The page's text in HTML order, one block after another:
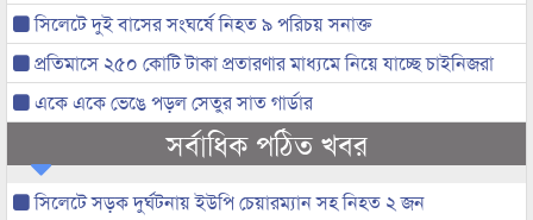
সিলেটে দুই বাসের সংঘর্ষে নিহত ৯ পরিচয় সনাক্ত
প্রতিমাসে ২৫০ কোটি টাকা প্রতারণার মাধ্যমে নিয়ে যাচ্ছে চাইনিজরা
একে একে ভেঙে পড়ল সেতুর সাত গার্ডার
সর্বাধিক পঠিত খবর
সিলেটে সড়ক দুর্ঘটনায় ইউপি চেয়ারম্যান সহ নিহত ২ জন